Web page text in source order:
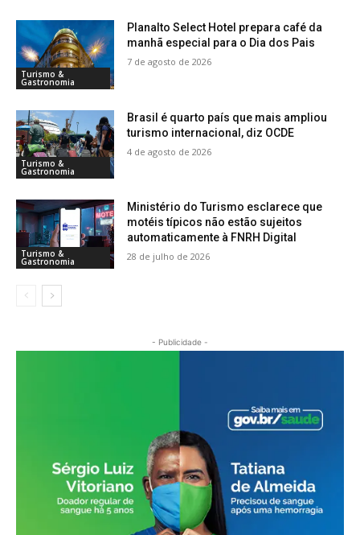
Turismo &
Gastronomia
Planalto Select Hotel prepara café da
manhã especial para o Dia dos Pais
7 de agosto de 2026
Turismo &
Gastronomia
Brasil é quarto país que mais ampliou
turismo internacional, diz OCDE
4 de agosto de 2026
Turismo &
Gastronomia
Ministério do Turismo esclarece que
motéis típicos não estão sujeitos
automaticamente à FNRH Digital
28 de julho de 2026
- Publicidade -